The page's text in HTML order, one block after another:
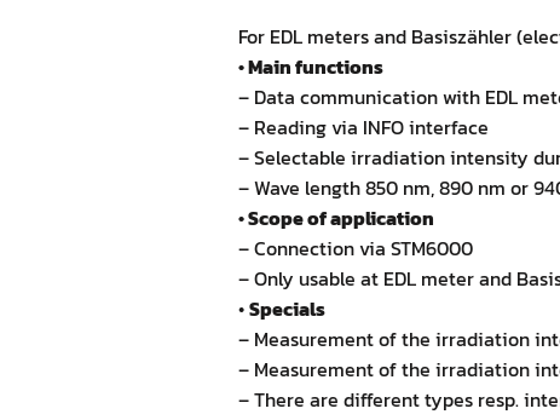
For EDL meters and Basiszähler
• Main functions
– Data communication with EDL
– Reading via INFO interface
– Selectable irradiation intensity
– Wave length 850 nm, 890 nm or
• Scope of application
– Connection via STM6000
– Only usable at EDL meter and
•Specials
– Measurement of the irradiation
– Measurement of the irradiation
– There are different types resp.